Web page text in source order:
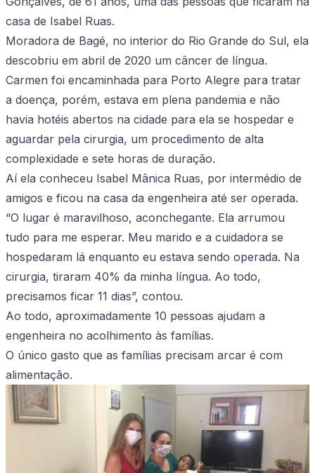
casa de Isabel Ruas.
Moradora de Bagé, no interior do Rio Grande do Sul, ela
descobriu em abril de 2020 um câncer de língua.
Carmen foi encaminhada para Porto Alegre para tratar
a doença, porém, estava em plena pandemia e não
havia hotéis abertos na cidade para ela se hospedar e
aguardar pela cirurgia, um procedimento de alta
complexidade e sete horas de duração.
Aí ela conheceu Isabel Mânica Ruas, por intermédio de
amigos e ficou na casa da engenheira até ser operada.
“O lugar é maravilhoso, aconchegante. Ela arrumou
tudo para me esperar. Meu marido e a cuidadora se
hospedaram lá enquanto eu estava sendo operada. Na
cirurgia, tiraram 40% da minha língua. Ao todo,
precisamos ficar 11 dias”, contou.
Ao todo, aproximadamente 10 pessoas ajudam a
engenheira no acolhimento às famílias.
O único gasto que as famílias precisam arcar é com
alimentação.